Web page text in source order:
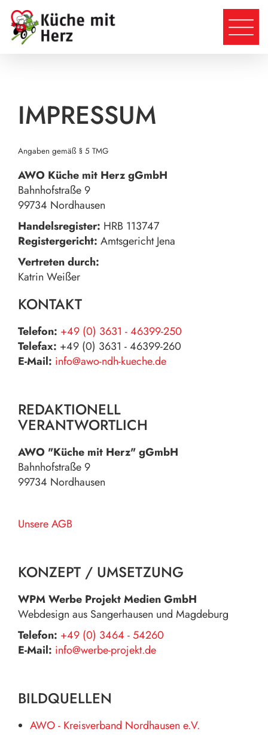
IMPRESSUM
Angaben gemäß § 5 TMG
AWO Küche mit Herz gGmbH
Bahnhofstraße 9
99734 Nordhausen
Handelsregister: HRB 113747
Registergericht: Amtsgericht Jena
Vertreten durch:
Katrin Weißer
KONTAKT
Telefon: +49 (0) 3631 - 46399-250
Telefax: +49 (0) 3631 - 46399-260
E-Mail: info@awo-ndh-kueche.de
REDAKTIONELL
VERANTWORTLICH
AWO "Küche mit Herz" gGmbH
Bahnhofstraße 9
99734 Nordhausen
Unsere AGB
KONZEPT / UMSETZUNG
WPM Werbe Projekt Medien GmbH
Webdesign aus Sangerhausen und Magdeburg
Telefon: +49 (0) 3464 - 54260
E-Mail: info@werbe-projekt.de
BILDQUELLEN
AWO - Kreisverband Nordhausen e.V.